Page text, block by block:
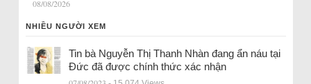
08/08/2026
NHIỀU NGƯỜI XEM
Tin bà Nguyễn Thị Thanh Nhàn đang ẩn náu tại
Đức đã được chính thức xác nhận